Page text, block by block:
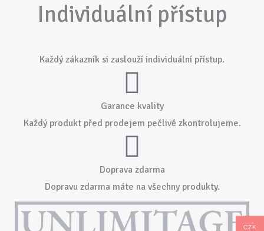
Individuální přístup
Každý zákazník si zaslouží individuální přístup.
Garance kvality
Každý produkt před prodejem pečlivě zkontrolujeme.
Doprava zdarma
Dopravu zdarma máte na všechny produkty.
CZK